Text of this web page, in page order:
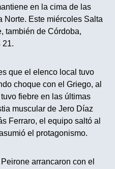
en la cima de las
Norte. Este miércoles Salta
también de Córdoba,
21.
que el elenco local tuvo
choque con el Griego, al
fiebre en las últimas
muscular de Jero Díaz
Ferraro, el equipo saltó al
el protagonismo.
arrancaron con el